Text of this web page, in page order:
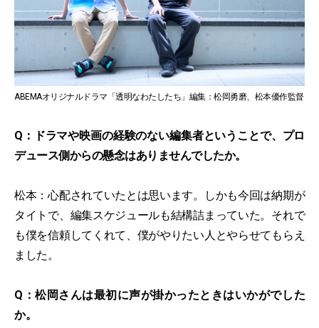
ABEMAオリジナルドラマ「透明なわたしたち」編集：松岡勇磨、松本優作監督
Q：ドラマや映画の経験のない編集者ということで、プロ
デュース側からの懸念はありませんでしたか。
松本：心配されていたとは思います。しかも今回は納期が
タイトで、編集スケジュールも結構詰まっていた。それで
も僕を信頼してくれて、僕がやりたい人とやらせてもらえ
ました。
Q：松岡さんは最初に声が掛かったときはいかがでした
か。